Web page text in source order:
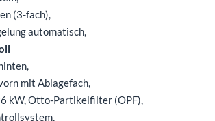
(3-fach),
automatisch,
mit Ablagefach,
kW, Otto-Partikelfilter (OPF),